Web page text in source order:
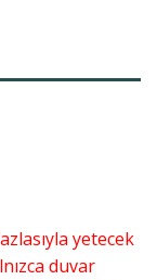
yetecek
duvar